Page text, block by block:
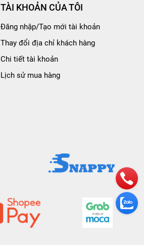
TÀI KHOẢN CỦA TÔI
Đăng nhập/Tạo mới tài khoản
Thay đổi địa chỉ khách hàng
Chi tiết tài khoản
Lịch sử mua hàng